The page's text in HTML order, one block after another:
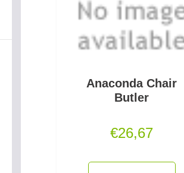
Anaconda Chair
Butler
€26,67